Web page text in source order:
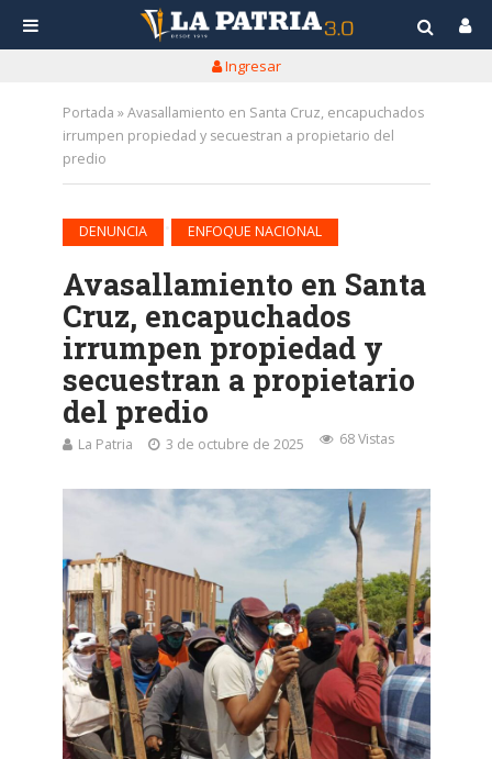
Ingresar
Portada »Avasallamiento en Santa Cruz, encapuchados
irrumpen propiedad y secuestran a propietario del
predio
DENUNCIA ENFOQUE NACIONAL
Avasallamiento en Santa
Cruz, encapuchados
irrumpen propiedad y
secuestran a propietario
del predio
La Patria 3 de octubre de 2025 68 Vistas